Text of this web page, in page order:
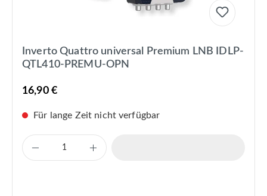
Inverto Quattro universal Premium LNB IDLP-
QTL410-PREMU-OPN
16,90 €
Für lange Zeit nicht verfügbar